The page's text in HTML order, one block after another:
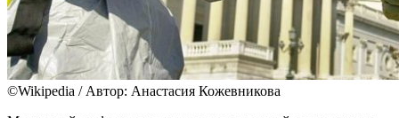
©Wikipedia / Автор: Анастасия Кожевникова